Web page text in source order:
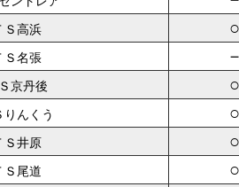
Ｓ高浜 ○
Ｓ名張
京丹後 ○
りんくう ○
Ｓ井原 ○
Ｓ尾道 ○